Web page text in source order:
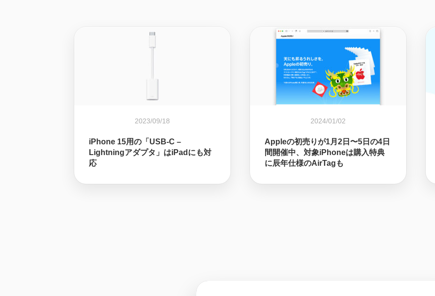
2023/09/18
iPhone 15用の「USB-C –
Lightningアダプタ」はiPadにも対
応
2024/01/02
Appleの初売りが1月2日〜5日の4日
間開催中、対象iPhoneは購入特典
に辰年仕様のAirTagも